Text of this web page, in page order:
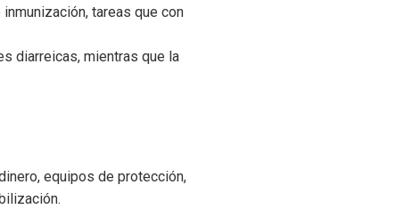
tareas que con
diarreicas, mientras que la
equipos de protección,